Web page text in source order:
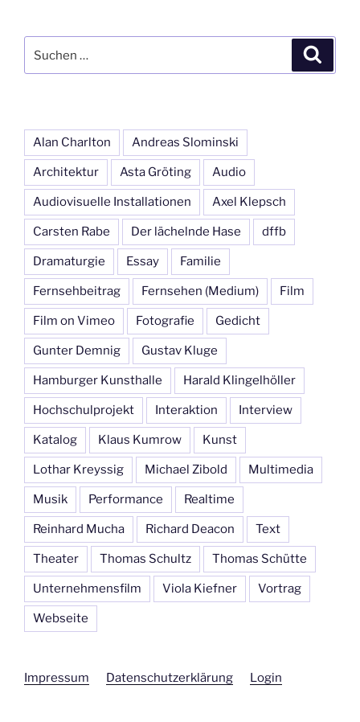
nach:
Alan Charlton Andreas Slominski
Architektur Asta Gröting Audio
Audiovisuelle Installationen Axel Klepsch
Carsten Rabe Der lächelnde Hase dffb
Dramaturgie Essay Familie
Fernsehbeitrag Fernsehen (Medium) Film
Film on Vimeo Fotografie Gedicht
Gunter Demnig Gustav Kluge
Hamburger Kunsthalle Harald Klingelhöller
Hochschulprojekt Interaktion Interview
Katalog Klaus Kumrow Kunst
Lothar Kreyssig Michael Zibold Multimedia
Musik Performance Realtime
Reinhard Mucha Richard Deacon Text
Theater Thomas Schultz Thomas Schütte
Unternehmensfilm Viola Kiefner Vortrag
Webseite
Impressum Datenschutzerklärung Login